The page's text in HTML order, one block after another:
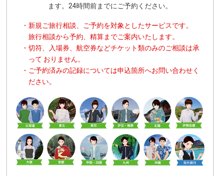
ます。24時間前までにご予約ください。
・新規ご旅行相談、ご予約を対象としたサービスです。
旅行相談から予約、精算までご案内いたします。
・切符、入場券、航空券などチケット類のみのご相談は承
って おりません。
・ご予約済みの記録については申込箇所へお問い合わせく
ださい。